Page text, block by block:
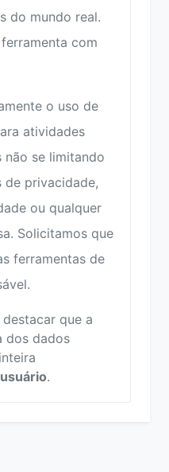
do mundo real.
com
o uso de
atividades
não se limitando
de privacidade,
ou qualquer
Solicitamos que
ferramentas de
que a
dos dados
.